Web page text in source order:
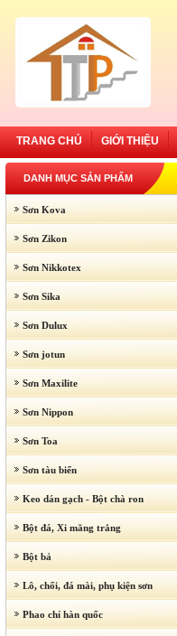
TRANG CHỦ GIỚI THIỆU
DANH MỤC SẢN PHẨM
Sơn Kova
Sơn Zikon
Sơn Nikkotex
Sơn Sika
Sơn Dulux
Sơn jotun
Sơn Maxilite
Sơn Nippon
Sơn Toa
Sơn tàu biển
Keo dán gạch - Bột chà ron
Bột đá, Xi măng trắng
Bột bả
Lô, chổi, đá mài, phụ kiện sơn
Phao chỉ hàn quốc